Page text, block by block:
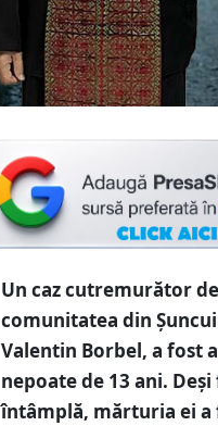
Un caz cutremurător
comunitatea din
Valentin Borbel, a fost
nepoate de 13 ani.
întâmplă, mărturia ei a